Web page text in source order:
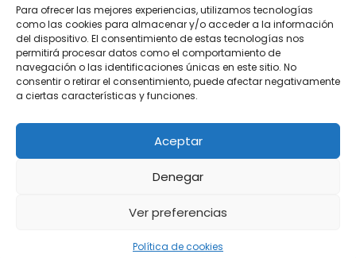
Para ofrecer las mejores experiencias, utilizamos tecnologías
como las cookies para almacenar y/o acceder a la información
del dispositivo. El consentimiento de estas tecnologías nos
permitirá procesar datos como el comportamiento de
navegación o las identificaciones únicas en este sitio. No
consentir o retirar el consentimiento, puede afectar negativamente
a ciertas características y funciones.
Aceptar
Denegar
Ver preferencias
Política de cookies